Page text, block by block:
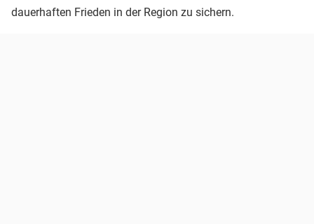
dauerhaften Frieden in der Region zu sichern.